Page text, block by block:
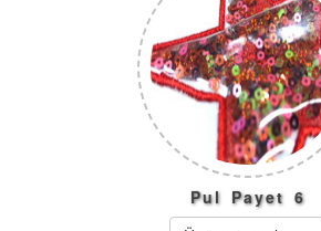
Pul Payet 6